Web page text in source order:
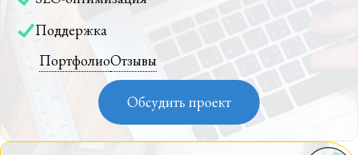
Поддержка
ПортфолиоОтзывы
Обсудить проект